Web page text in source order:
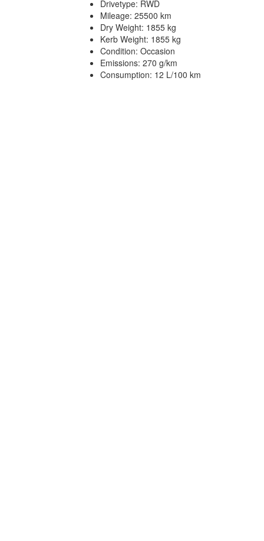
Drivetype: RWD
Mileage: 25500 km
Dry Weight: 1855 kg
Kerb Weight: 1855 kg
Condition: Occasion
Emissions: 270 g/km
Consumption: 12 L/100 km